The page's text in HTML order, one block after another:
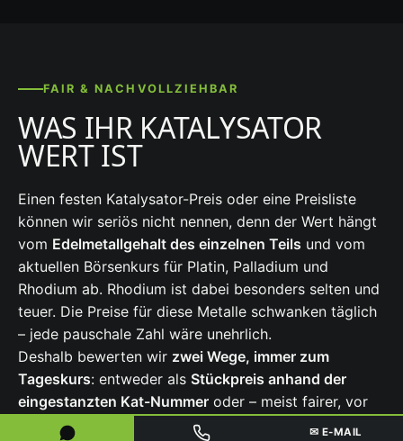
FAIR & NACHVOLLZIEHBAR
WAS IHR KATALYSATOR
WERT IST
Einen festen Katalysator-Preis oder eine Preisliste
können wir seriös nicht nennen, denn der Wert hängt
vom Edelmetallgehalt des einzelnen Teils und vom
aktuellen Börsenkurs für Platin, Palladium und
Rhodium ab. Rhodium ist dabei besonders selten und
teuer. Die Preise für diese Metalle schwanken täglich
– jede pauschale Zahl wäre unehrlich.
Deshalb bewerten wir zwei Wege, immer zum
Tageskurs: entweder als Stückpreis anhand der
eingestanzten Kat-Nummer oder – meist fairer, vor
allem bei größeren Mengen – über eine
✉ E-MAIL